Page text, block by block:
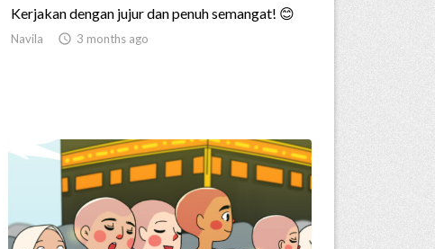
Kerjakan dengan jujur dan penuh semangat! 😊
Navila  3 months ago